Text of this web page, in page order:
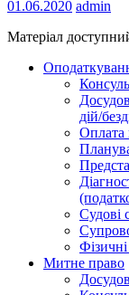
01.06.2020 admin
Матеріал
дій/
Оплата
Судові
Митне право